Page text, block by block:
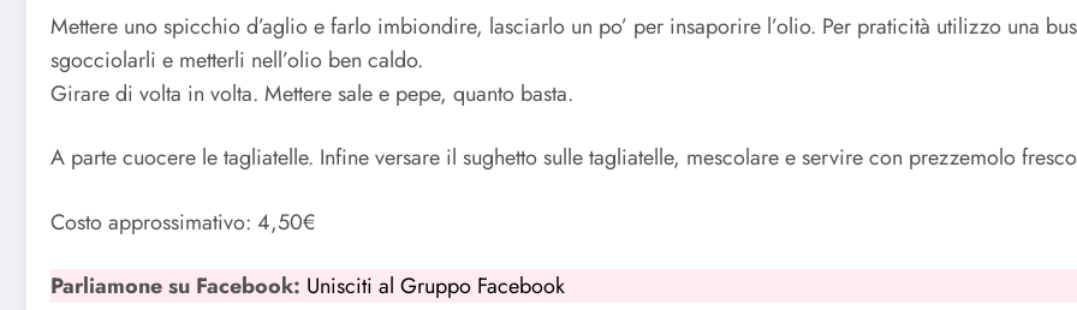
Mettere uno spicchio d’aglio e farlo imbiondire, lasciarlo un po’ per insaporire l’olio. Per praticità utilizzo una
sgocciolarli e metterli nell’olio ben caldo.
Girare di volta in volta. Mettere sale e pepe, quanto basta.
A parte cuocere le tagliatelle. Infine versare il sughetto sulle tagliatelle, mescolare e servire con prezzemolo
Costo approssimativo: 4,50€
Parliamone su Facebook: Unisciti al Gruppo Facebook